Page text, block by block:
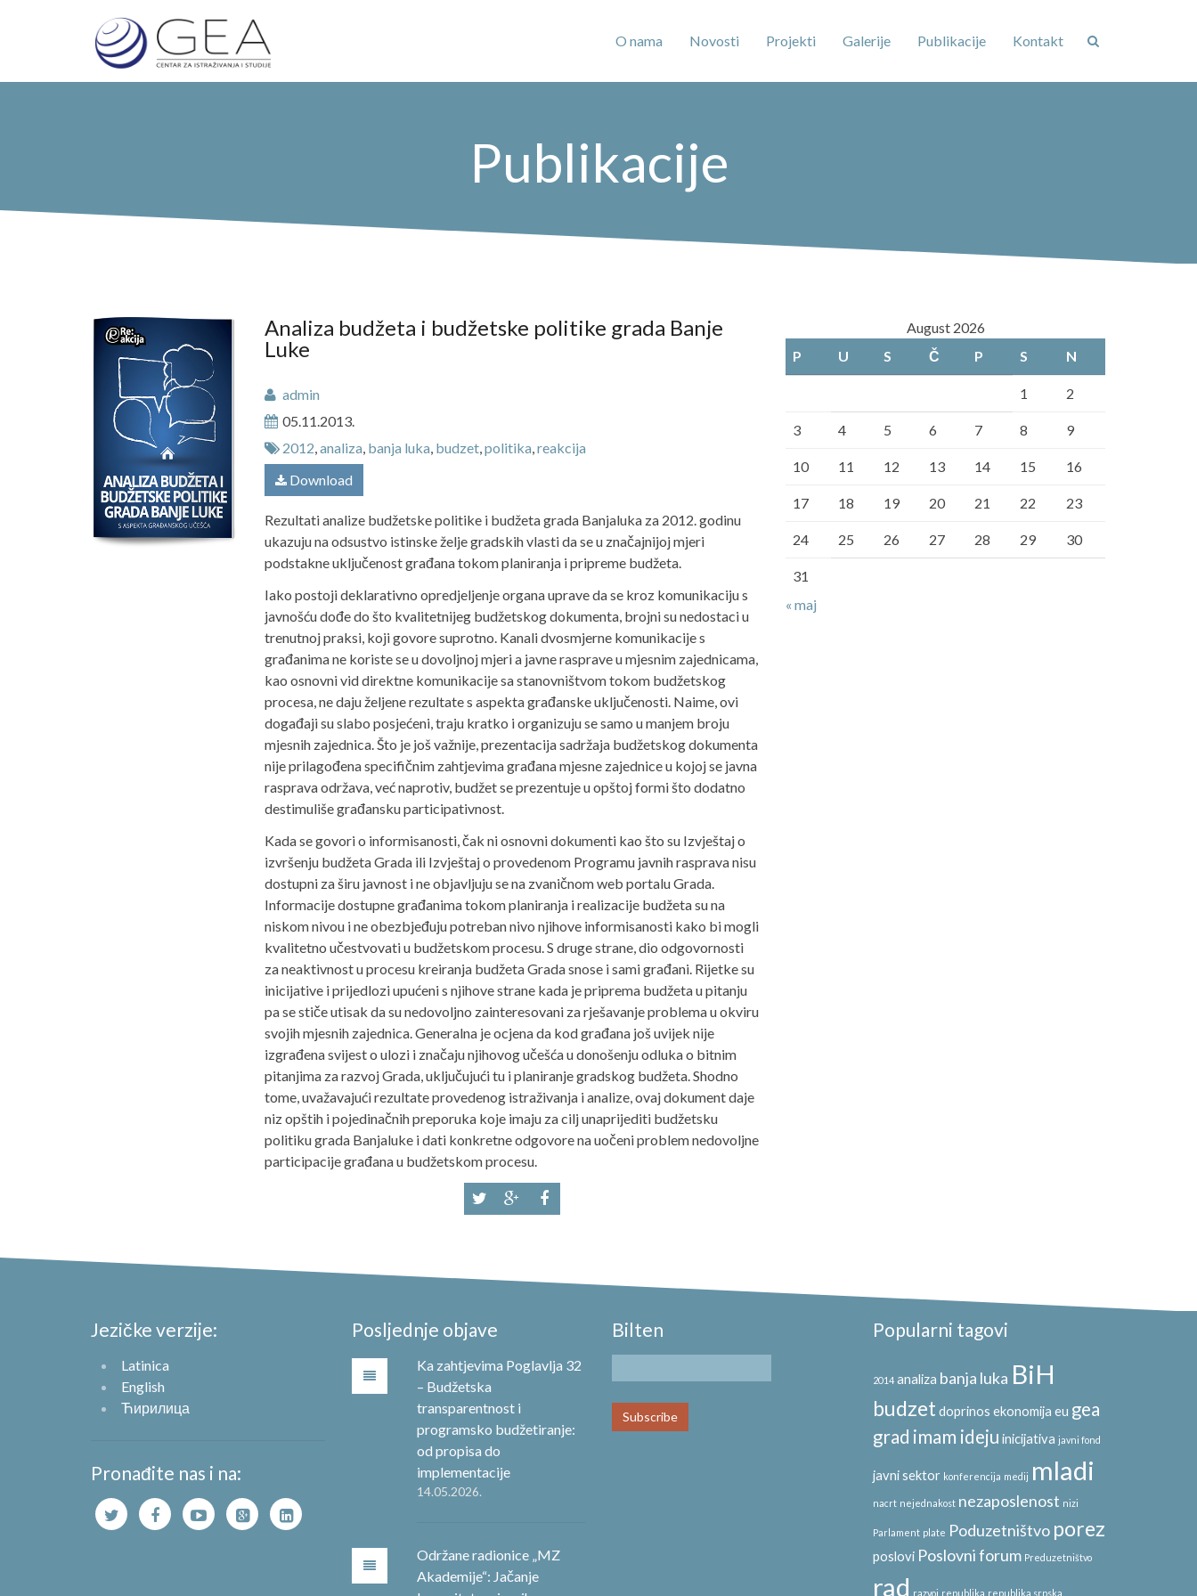
O nama Novosti Projekti Galerije Publikacije Kontakt
Publikacije
Analiza budžeta i budžetske politike grada Banje
Luke
admin
05.11.2013.
2012,analiza, banja luka, budzet,politika,reakcija
Download
Rezultati analize budžetske politike i budžeta grada Banjaluka za 2012. godinu
ukazuju na odsustvo istinske želje gradskih vlasti da se u značajnijoj mjeri
podstakne uključenost građana tokom planiranja i pripreme budžeta.
Iako postoji deklarativno opredjeljenje organa uprave da se kroz komunikaciju s
javnošću dođe do što kvalitetnijeg budžetskog dokumenta, brojni su nedostaci u
trenutnoj praksi, koji govore suprotno. Kanali dvosmjerne komunikacije s
građanima ne koriste se u dovoljnoj mjeri a javne rasprave u mjesnim zajednicama,
kao osnovni vid direktne komunikacije sa stanovništvom tokom budžetskog
procesa, ne daju željene rezultate s aspekta građanske uključenosti. Naime, ovi
događaji su slabo posjećeni, traju kratko i organizuju se samo u manjem broju
mjesnih zajednica. Što je još važnije, prezentacija sadržaja budžetskog dokumenta
nije prilagođena specifičnim zahtjevima građana mjesne zajednice u kojoj se javna
rasprava održava, već naprotiv, budžet se prezentuje u opštoj formi što dodatno
destimuliše građansku participativnost.
Kada se govori o informisanosti, čak ni osnovni dokumenti kao što su Izvještaj o
izvršenju budžeta Grada ili Izvještaj o provedenom Programu javnih rasprava nisu
dostupni za širu javnost i ne objavljuju se na zvaničnom web portalu Grada.
Informacije dostupne građanima tokom planiranja i realizacije budžeta su na
niskom nivou i ne obezbjeđuju potreban nivo njihove informisanosti kako bi mogli
kvalitetno učestvovati u budžetskom procesu. S druge strane, dio odgovornosti
za neaktivnost u procesu kreiranja budžeta Grada snose i sami građani. Rijetke su
inicijative i prijedlozi upućeni s njihove strane kada je priprema budžeta u pitanju
pa se stiče utisak da su nedovoljno zainteresovani za rješavanje problema u okviru
svojih mjesnih zajednica. Generalna je ocjena da kod građana još uvijek nije
izgrađena svijest o ulozi i značaju njihovog učešća u donošenju odluka o bitnim
pitanjima za razvoj Grada, uključujući tu i planiranje gradskog budžeta. Shodno
tome, uvažavajući rezultate provedenog istraživanja i analize, ovaj dokument daje
niz opštih i pojedinačnih preporuka koje imaju za cilj unaprijediti budžetsku
politiku grada Banjaluke i dati konkretne odgovore na uočeni problem nedovoljne
participacije građana u budžetskom procesu.
August 2026
P
U S Č P S N
1 2
3 4 5 6 7 8 9
10 11 12 13 14 15 16
17 18 19 20 21 22 23
24 25 26 27 28 29 30
31
« maj
Jezičke verzije:
Latinica
English
Ћирилица
Pronađite nas i na:
Posljednje objave
Ka zahtjevima Poglavlja 32
– Budžetska
transparentnost i
programsko budžetiranje:
od propisa do
implementacije
14.05.2026.
Održane radionice „MZ
Akademije“: Jačanje
Bilten Popularni tagovi
2014 analiza banja luka BiH
budzet doprinos ekonomija eu gea
grad imam ideju inicijativa javni fond
javni sektor konferencija medij mladi
nacrt nejednakost nezaposlenost nizi
Parlament plate Poduzetništvo porez
poslovi Poslovni forum Preduzetništvo
rad razvoj republika republika srpska